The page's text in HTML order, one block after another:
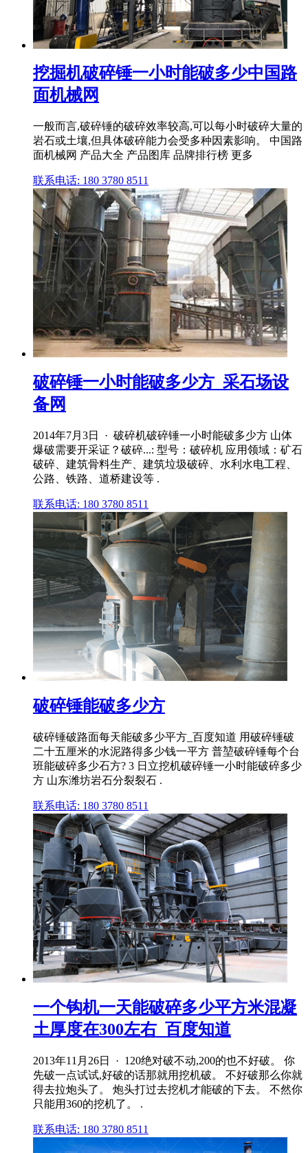
挖掘机破碎锤一小时能破多少中国路
面机械网
一般而言,破碎锤的破碎效率较高,可以每小时破碎大量的
岩石或土壤,但具体破碎能力会受多种因素影响。 中国路
面机械网 产品大全 产品图库 品牌排行榜 更多
联系电话: 180 3780 8511
破碎锤一小时能破多少方_采石场设
备网
2014年7月3日 · 破碎机破碎锤一小时能破多少方 山体
爆破需要开采证？破碎...: 型号：破碎机 应用领域：矿石
破碎、建筑骨料生产、建筑垃圾破碎、水利水电工程、
公路、铁路、道桥建设等 .
联系电话: 180 3780 8511
破碎锤能破多少方
破碎锤破路面每天能破多少平方_百度知道 用破碎锤破
二十五厘米的水泥路得多少钱一平方 普堃破碎锤每个台
班能破碎多少石方? 3 日立挖机破碎锤一小时能破碎多少
方 山东潍坊岩石分裂裂石 .
联系电话: 180 3780 8511
一个钩机一天能破碎多少平方米混凝
土厚度在300左右_百度知道
2013年11月26日 · 120绝对破不动,200的也不好破。 你
先破一点试试,好破的话那就用挖机破。 不好破那么你就
得去拉炮头了。 炮头打过去挖机才能破的下去。 不然你
只能用360的挖机了。 .
联系电话: 180 3780 8511